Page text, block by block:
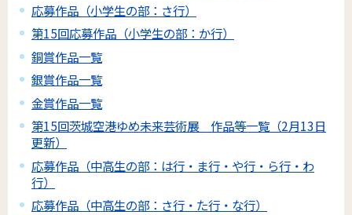
応募作品（小学生の部：さ行）
第15回応募作品（小学生の部：か行）
銅賞作品一覧
銀賞作品一覧
金賞作品一覧
第15回茨城空港ゆめ未来芸術展 作品等一覧（2月13日
更新）
応募作品（中高生の部：は行・ま行・や行・ら行・わ
行）
応募作品（中高生の部：さ行・た行・な行）